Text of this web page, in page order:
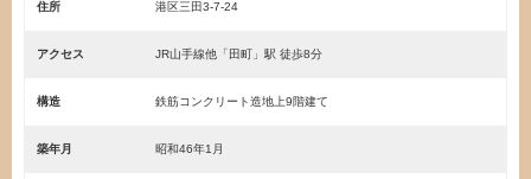
住所 港区三田3-7-24
アクセス JR山手線他「田町」駅 徒歩8分
構造 鉄筋コンクリート造地上9階建て
築年月 昭和46年1月